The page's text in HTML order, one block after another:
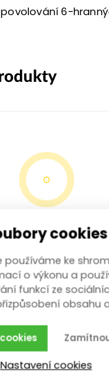
6-
hlavic 3/4" 21
50 mm
21-dílná; 3/4"; 19-50
více než 10 ks
Kč
Koupit
cookies
používáme ke
o výkonu a
funkcí ze
obsahu
Nastavení cookies